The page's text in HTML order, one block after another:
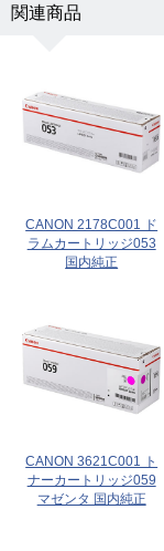
関連商品
CANON 2178C001 ド
ラムカートリッジ053
国内純正
CANON 3621C001 ト
ナーカートリッジ059
マゼンタ 国内純正